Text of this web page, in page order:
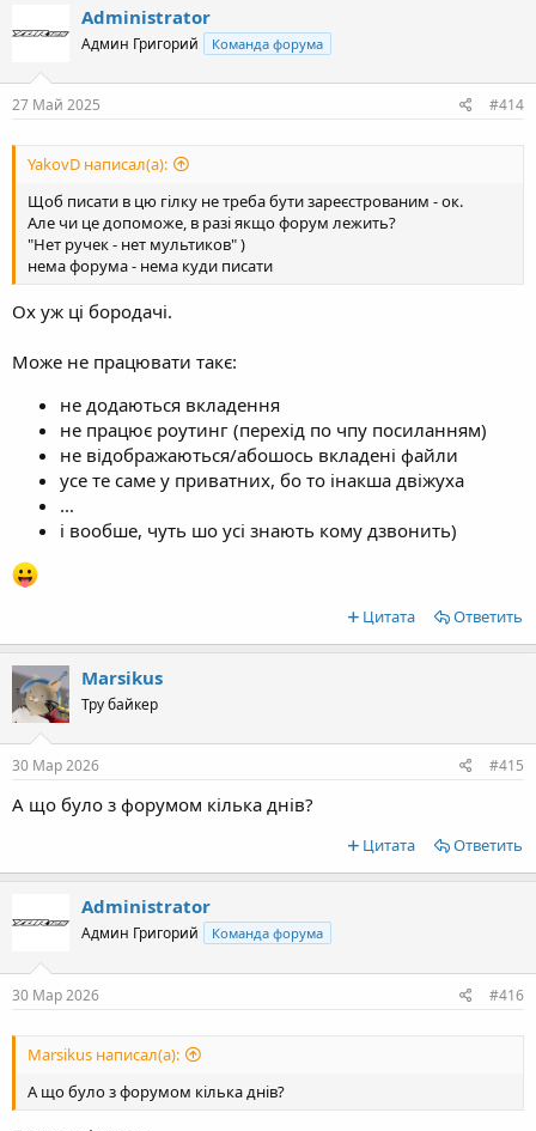
t
n
s
Administrator
Админ Григорий Команда форума
27 Май 2025 #414
YakovD написал(а):
Щоб писати в цю гілку не треба бути зареєстрованим - ок.
Але чи це допоможе, в разі якщо форум лежить?
"Нет ручек - нет мультиков" )
нема форума - нема куди писати
Ох уж ці бородачі.
Може не працювати такє:
не додаються вкладення
не працює роутинг (перехід по чпу посиланням)
не відображаються/абошось вкладені файли
усе те саме у приватних, бо то інакша двіжуха
...
і вообше, чуть шо усі знають кому дзвонить)
Цитата Ответить
Marsikus
Тру байкер
30 Мар 2026 #415
А що було з форумом кілька днів?
Цитата Ответить
Administrator
Админ Григорий Команда форума
30 Мар 2026 #416
Marsikus написал(а):
А що було з форумом кілька днів?